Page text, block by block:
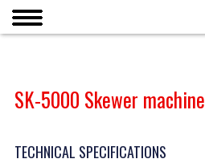
SK-5000 Skewer machine
TECHNICAL SPECIFICATIONS